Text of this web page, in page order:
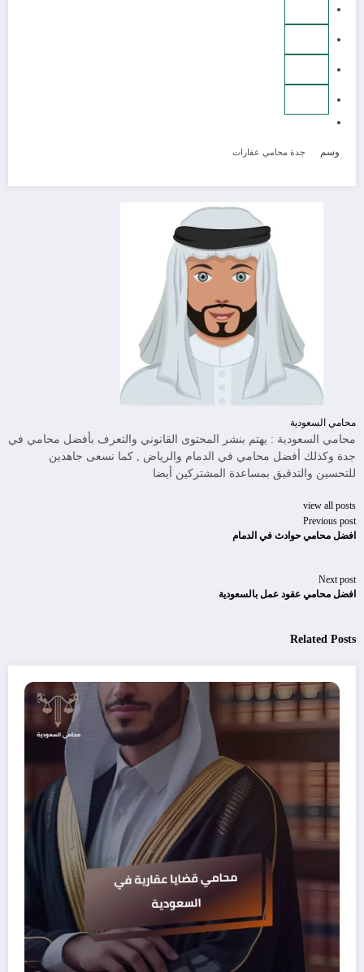
وسم جدة محامي عقارات
محامي السعودية
محامي السعودية : يهتم بنشر المحتوى القانوني والتعرف بأفضل محامي في
جدة وكذلك أفضل محامي في الدمام والرياض , كما نسعى جاهدين
للتحسين والتدقيق بمساعدة المشتركين أيضا
view all posts
Previous post
افضل محامي حوادث في الدمام
Next post
افضل محامي عقود عمل بالسعودية
Related Posts